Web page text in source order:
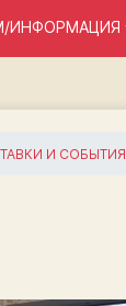
ИНФОРМАЦИЯ
И СОБЫТИЯ